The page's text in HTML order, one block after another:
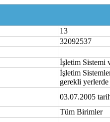
13
32092537
İşletim Sistemi
İşletim
gerekli yerlerde
03.07.2005
Tüm Birimler